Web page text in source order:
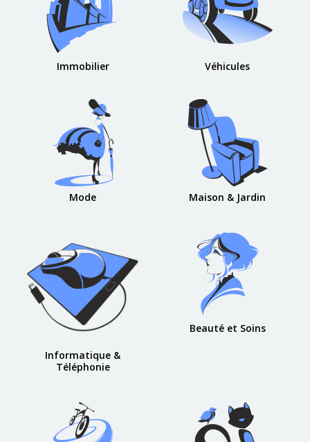
Immobilier Véhicules
Mode Maison & Jardin
Informatique &
Téléphonie
Beauté et Soins